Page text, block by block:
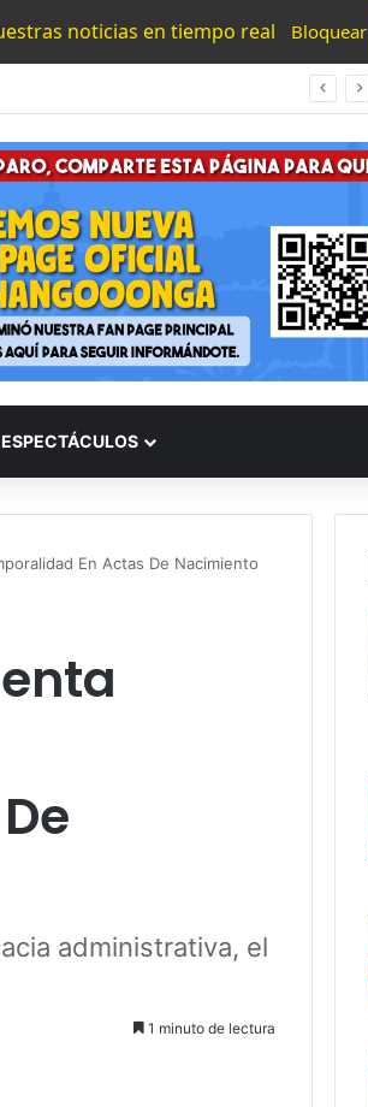
noticias en tiempo real Bloquear
ESPECTÁCULOS
En Actas De Nacimiento
administrativa, el
1 minuto de lectura